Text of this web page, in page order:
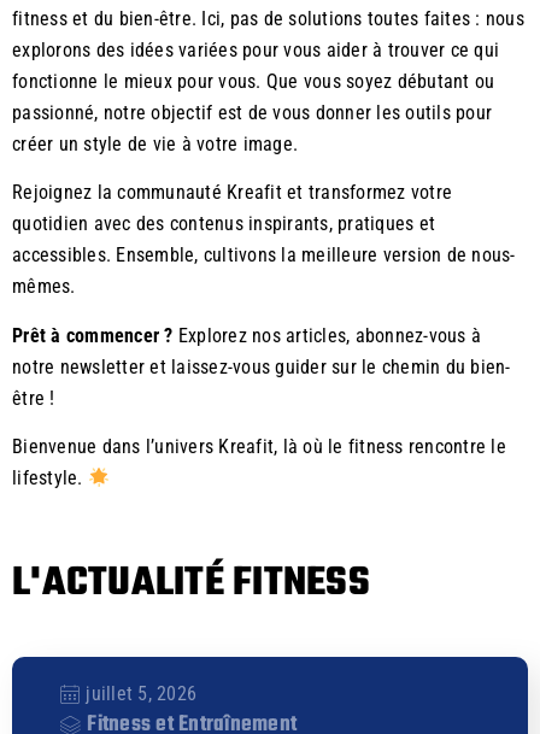
fitness et du bien-être. Ici, pas de solutions toutes faites : nous
explorons des idées variées pour vous aider à trouver ce qui
fonctionne le mieux pour vous. Que vous soyez débutant ou
passionné, notre objectif est de vous donner les outils pour
créer un style de vie à votre image.
Rejoignez la communauté Kreafit et transformez votre
quotidien avec des contenus inspirants, pratiques et
accessibles. Ensemble, cultivons la meilleure version de nous-
mêmes.
Prêt à commencer ? Explorez nos articles, abonnez-vous à
notre newsletter et laissez-vous guider sur le chemin du bien-
être !
Bienvenue dans l’univers Kreafit, là où le fitness rencontre le
lifestyle.
L'ACTUALITÉ FITNESS
juillet 5, 2026
Fitness et Entraînement